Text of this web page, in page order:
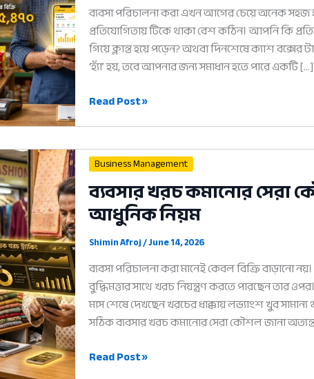
ব্যবসা পরিচালনা করা এখন আগের চেয়ে অনেক সহজ
প্রতিযোগিতায় টিকে থাকা বেশ কঠিন। আপনি কি
গিয়ে ক্লান্ত হয়ে পড়েন? অথবা দিনশেষে ক্যাশ বক্সের
‘হ্যাঁ’ হয়, তবে আপনার জন্য সমাধান হতে পারে একটি […]
মোবাইল
আপনার
ব্যবসা
সফল
করার
৫টি
আধুনিক
উপায়
Read Post »
Business Management
ব্যবসার খরচ কমানোর সেরা
আধুনিক নিয়ম
Shimin Afroj/June 14, 2026
ব্যবসা পরিচালনা করা মানেই কেবল বিক্রি বাড়ানো
বুদ্ধিমত্তার সাথে খরচ নিয়ন্ত্রণ করতে পারছেন তার
মাস শেষে দেখছেন খরচের ধাক্কায় লভ্যাংশ খুব
সঠিক ব্যবসার খরচ কমানোর সেরা কৌশল জানা
ব্যবসার
Read Post »